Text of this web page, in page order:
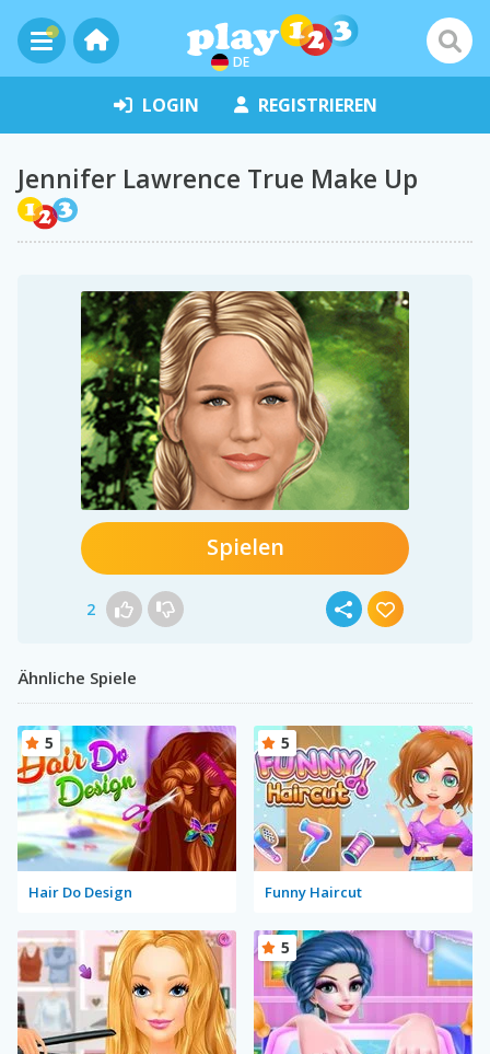
DE
LOGIN REGISTRIEREN
Jennifer Lawrence True Make Up
Spielen
2
Ähnliche Spiele
Hair Do Design
5
Funny Haircut
5
5